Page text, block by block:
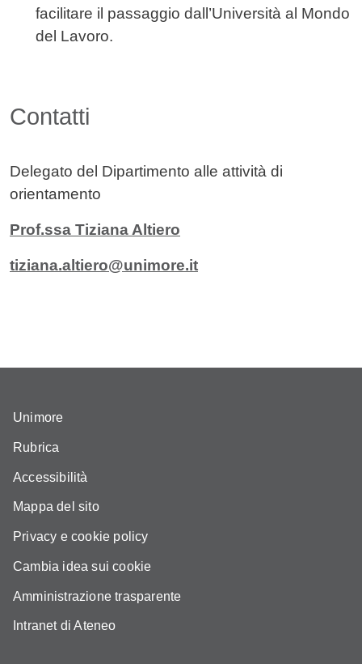
facilitare il passaggio dall’Università al Mondo
del Lavoro.
Contatti
Delegato del Dipartimento alle attività di
orientamento
Prof.ssa Tiziana Altiero
tiziana.altiero@unimore.it
Unimore
Rubrica
Accessibilità
Mappa del sito
Privacy e cookie policy
Cambia idea sui cookie
Amministrazione trasparente
Intranet di Ateneo